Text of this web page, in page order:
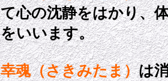
て心の沈静をはかり、
をいいます。
幸魂（さきみたま）は